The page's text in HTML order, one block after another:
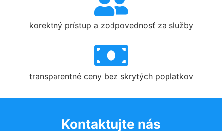
korektný prístup a zodpovednosť za služby
transparentné ceny bez skrytých poplatkov
Kontaktujte nás